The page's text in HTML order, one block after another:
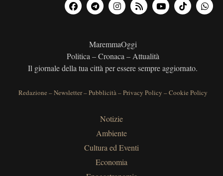
MaremmaOggi
Politica – Cronaca – Attualità
Il giornale della tua città per essere sempre aggiornato.
Redazione –Newsletter–Pubblicità–Privacy Policy –Cookie Policy
Notizie
Ambiente
Cultura ed Eventi
Economia